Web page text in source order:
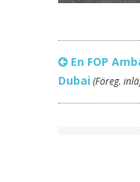
En FOP
Dubai (Föreg.